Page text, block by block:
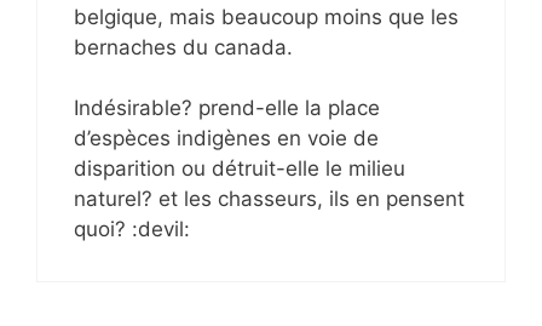
belgique, mais beaucoup moins que les
bernaches du canada.
Indésirable? prend-elle la place
d’espèces indigènes en voie de
disparition ou détruit-elle le milieu
naturel? et les chasseurs, ils en pensent
quoi? :devil: